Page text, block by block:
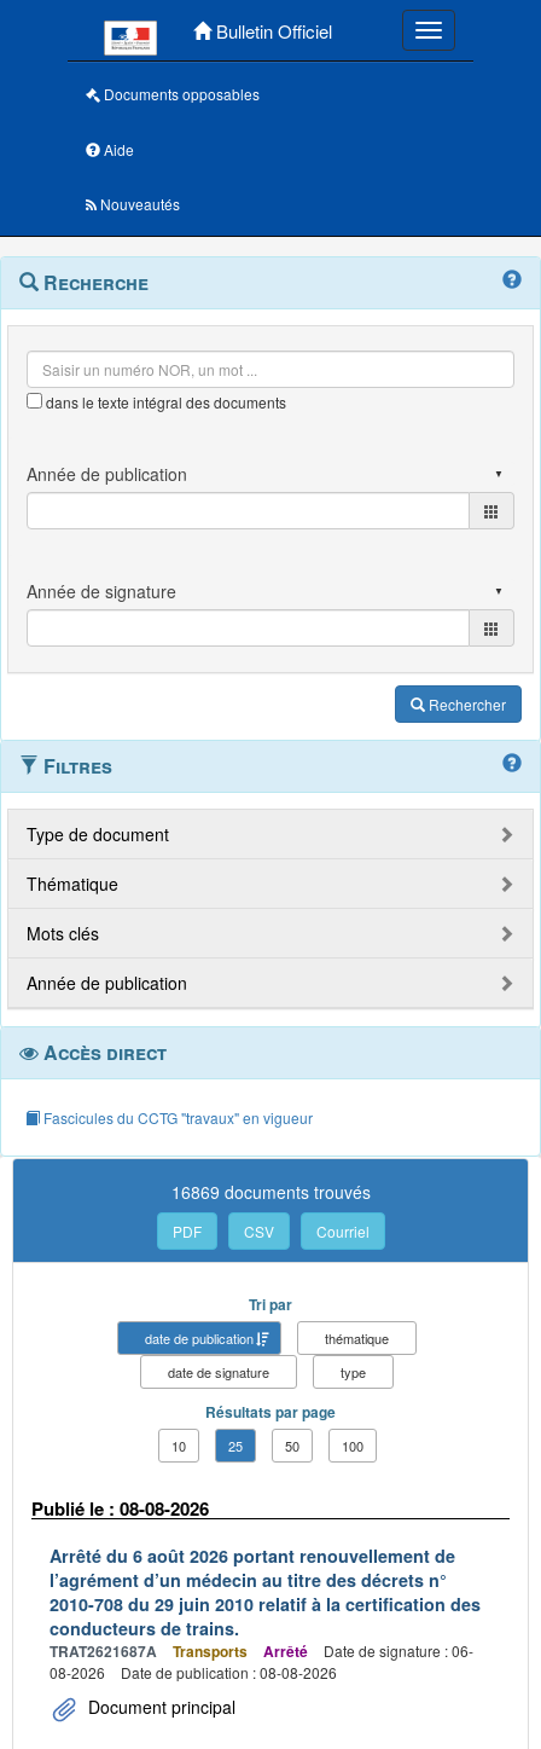
Bulletin Officiel Toggle
Documents opposables
Aide
Nouveautés
Navigation
outils
Menu
contextuel
Recherche
dans le texte intégral des documents
Rechercher
Filtres
Type de document
Thématique
Mots clés
Année de publication
Accès direct
Fascicules du CCTG "travaux" en vigueur
16869 documents trouvés
PDF CSV Courriel
Tri par
date de publication
thématique
date de signature
type
Résultats par page
10 25 50 100
Publié le : 08-08-2026
Arrêté du 6 août 2026 portant renouvellement de
l’agrément d’un médecin au titre des décrets n°
2010-708 du 29 juin 2010 relatif à la certification des
conducteurs de trains.
TRAT2621687A Transports Arrêté
Date de signature : 06-
08-2026
Date de publication : 08-08-2026
Document principal